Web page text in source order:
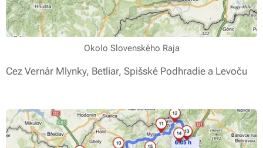
Okolo Slovenského Raja
Cez Vernár Mlynky, Betliar, Spišské Podhradie a Levoču